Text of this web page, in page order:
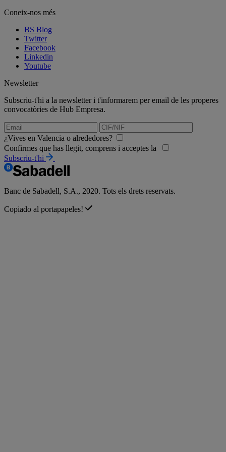
Coneix-nos més
BS Blog
Twitter
Facebook
Linkedin
Youtube
Newsletter
Subscriu-t'hi a la newsletter i t'informarem per email de les properes
convocatòries de Hub Empresa.
¿Vives en Valencia o alrededores?
Confirmes que has llegit, comprens i acceptes la
Subscriu-t'hi
Banc de Sabadell, S.A., 2020. Tots els drets reservats.
Copiado al portapapeles!